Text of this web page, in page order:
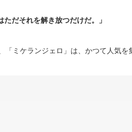
だそれを解き放つだけだ。」
「ミケランジェロ」は、かつて人気を